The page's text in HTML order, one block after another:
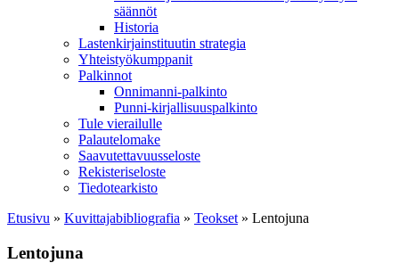
säännöt
Historia
Lastenkirjainstituutin strategia
Yhteistyökumppanit
Palkinnot
Onnimanni-palkinto
Punni-kirjallisuuspalkinto
Tule vierailulle
Palautelomake
Saavutettavuusseloste
Rekisteriseloste
Tiedotearkisto
Etusivu » Kuvittaja­bibliografia » Teokset » Lentojuna
Lentojuna